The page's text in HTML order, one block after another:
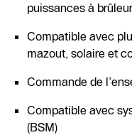
puissances à
Compatible avec
mazout, solaire et
Commande de
Compatible avec
(BSM)